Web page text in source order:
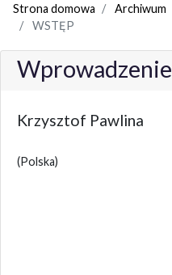
Strona domowa Archiwum
WSTĘP
Wprowadzenie
Krzysztof Pawlina
(Polska)